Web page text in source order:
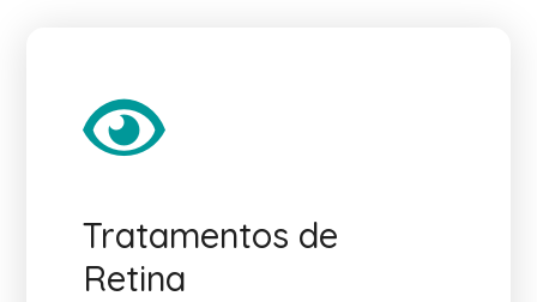
Tratamentos de
Retina